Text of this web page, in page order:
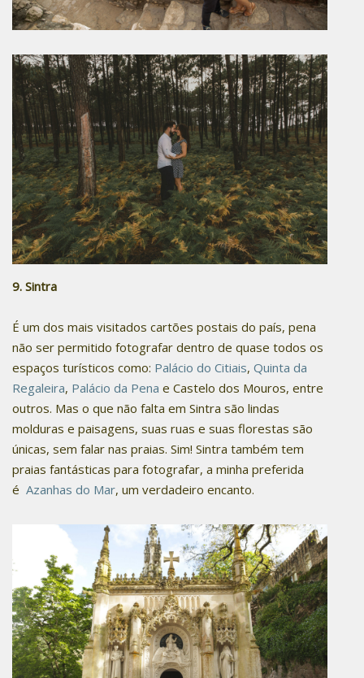
9. Sintra
É um dos mais visitados cartões postais do país, pena
não ser permitido fotografar dentro de quase todos os
espaços turísticos como: Palácio do Citiais, Quinta da
Regaleira, Palácio da Pena e Castelo dos Mouros, entre
outros. Mas o que não falta em Sintra são lindas
molduras e paisagens, suas ruas e suas florestas são
únicas, sem falar nas praias. Sim! Sintra também tem
praias fantásticas para fotografar, a minha preferida
é Azanhas do Mar, um verdadeiro encanto.